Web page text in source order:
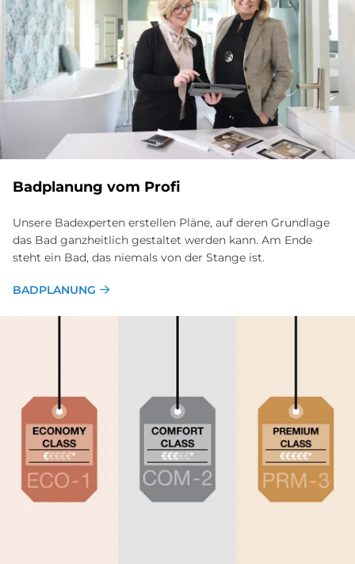
Bad­pla­nung vom Pro­fi
Unsere Badexperten erstellen Pläne, auf deren Grundlage
das Bad ganzheitlich gestaltet werden kann. Am Ende
steht ein Bad, das niemals von der Stange ist.
BADPLANUNG